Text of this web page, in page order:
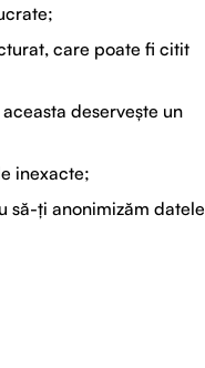
care poate fi citit
deservește un
inexacte;
să-ți anonimizăm datele